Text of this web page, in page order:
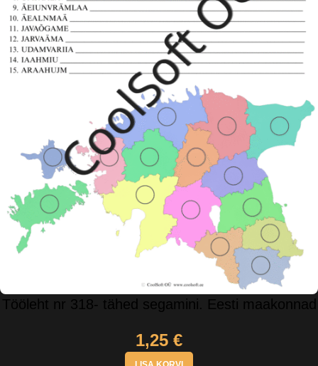
Tööleht nr 318- tähed segamini. Eesti maakonnad
1,25 €